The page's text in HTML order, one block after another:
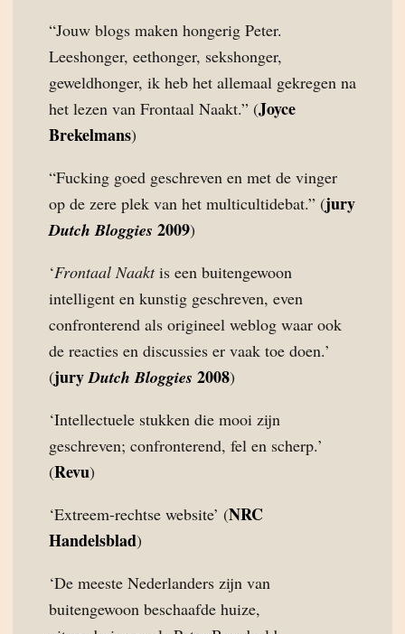
“Jouw blogs maken hongerig Peter.
Leeshonger, eethonger, sekshonger,
geweldhonger, ik heb het allemaal gekregen na
het lezen van Frontaal Naakt.” (Joyce
Brekelmans)
“Fucking goed geschreven en met de vinger
op de zere plek van het multicultidebat.” (jury
Dutch Bloggies 2009)
‘Frontaal Naaktis een buitengewoon
intelligent en kunstig geschreven, even
confronterend als origineel weblog waar ook
de reacties en discussies er vaak toe doen.’
(juryDutch Bloggies 2008)
‘Intellectuele stukken die mooi zijn
geschreven; confronterend, fel en scherp.’
(Revu)
‘Extreem-rechtse website’ (NRC
Handelsblad)
‘De meeste Nederlanders zijn van
buitengewoon beschaafde huize,